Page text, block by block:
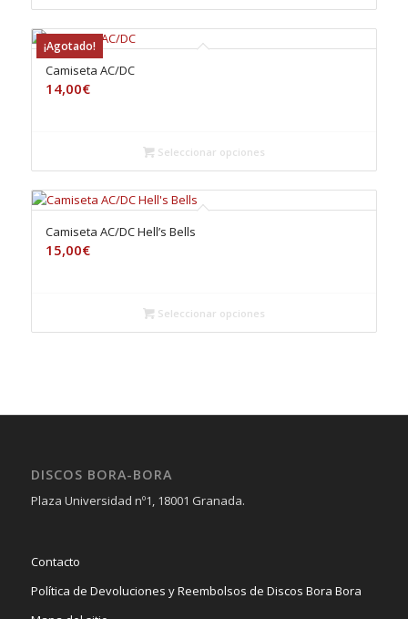
¡Agotado!
Camiseta AC/DC
14,00€
Seleccionar opciones
Camiseta AC/DC Hell’s Bells
15,00€
Seleccionar opciones
DISCOS BORA-BORA
Plaza Universidad nº1, 18001 Granada.
Contacto
Política de Devoluciones y Reembolsos de Discos Bora Bora